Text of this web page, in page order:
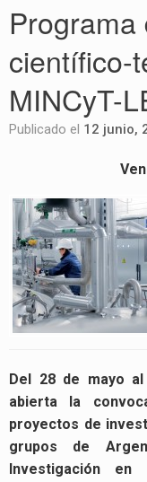
científico-
MINCyT-
Publicado el 12 junio,
Del 28 de mayo
abierta la
proyectos de
grupos de
Investigación